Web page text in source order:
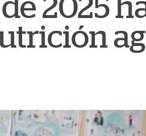
2025